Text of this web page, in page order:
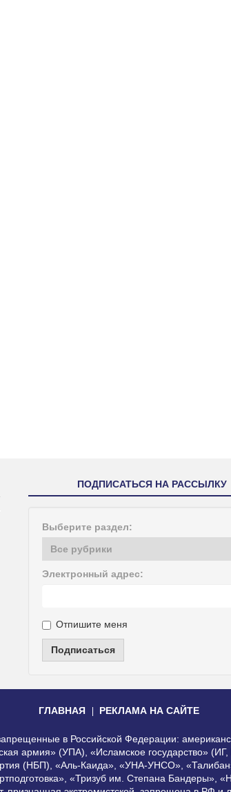
ПОДПИСАТЬСЯ НА РАССЫЛКУ
Выберите раздел:
Электронный адрес:
Отпишите меня
Подписаться
ГЛАВНАЯ РЕКЛАМА НА САЙТЕ
в Российской Федерации:
армия» (УПА), «Исламское государство»
(НБП), «Аль-Каида», «УНА-УНСО»,
«Тризуб им. Степана